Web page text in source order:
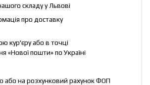
складу у Львові
про доставку
кур'єру або в точці
«Нової пошти» по Україні
або на розхунковий рахунок ФОП